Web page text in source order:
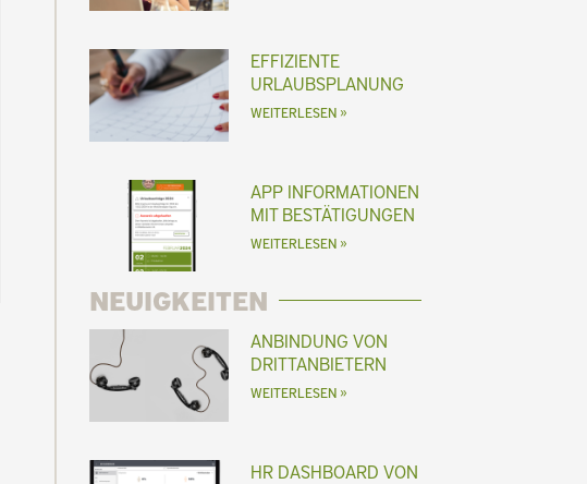
EFFIZIENTE
URLAUBSPLANUNG
WEITERLESEN »
APP INFORMATIONEN
MIT BESTÄTIGUNGEN
WEITERLESEN »
NEUIGKEITEN
ANBINDUNG VON
DRITTANBIETERN
WEITERLESEN »
HR DASHBOARD VON